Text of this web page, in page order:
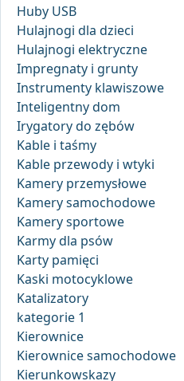
Huby USB
Hulajnogi dla dzieci
Hulajnogi elektryczne
Impregnaty i grunty
Instrumenty klawiszowe
Inteligentny dom
Irygatory do zębów
Kable i taśmy
Kable przewody i wtyki
Kamery przemysłowe
Kamery samochodowe
Kamery sportowe
Karmy dla psów
Karty pamięci
Kaski motocyklowe
Katalizatory
kategorie 1
Kierownice
Kierownice samochodowe
Kierunkowskazy